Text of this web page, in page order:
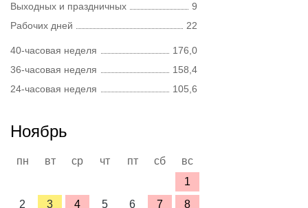
Выходных и праздничных
9
Рабочих дней
22
40-часовая неделя
176,0
36-часовая неделя
158,4
24-часовая неделя
105,6
Ноябрь
пн вт ср чт пт сб
вс
1
2
3 4 5 6 7 8